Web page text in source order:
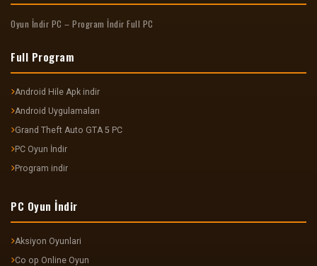
Oyun İndir PC – Program İndir Full PC
Full Program
Android Hile Apk indir
Android Uygulamaları
Grand Theft Auto GTA 5 PC
PC Oyun İndir
Program indir
PC Oyun İndir
Aksiyon Oyunlari
Co op Online Oyun